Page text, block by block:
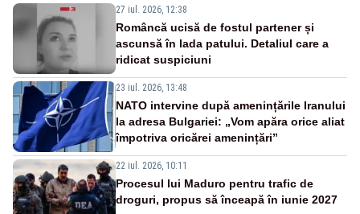
27 iul. 2026, 12:38
Româncă ucisă de fostul partener și
ascunsă în lada patului. Detaliul care a
ridicat suspiciuni
23 iul. 2026, 13:48
NATO intervine după amenințările Iranului
la adresa Bulgariei: „Vom apăra orice aliat
împotriva oricărei amenințări”
22 iul. 2026, 10:11
Procesul lui Maduro pentru trafic de
droguri, propus să înceapă în iunie 2027